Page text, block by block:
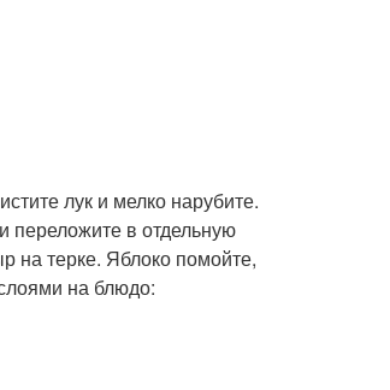
лук и мелко нарубите.
переложите в отдельную
на терке. Яблоко помойте,
на блюдо: